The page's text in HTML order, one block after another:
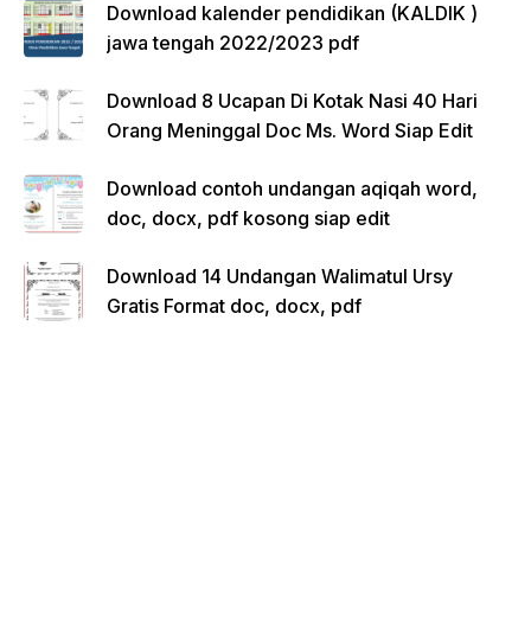
Download kalender pendidikan (KALDIK )
jawa tengah 2022/2023 pdf
Download 8 Ucapan Di Kotak Nasi 40 Hari
Orang Meninggal Doc Ms. Word Siap Edit
Download contoh undangan aqiqah word,
doc, docx, pdf kosong siap edit
Download 14 Undangan Walimatul Ursy
Gratis Format doc, docx, pdf